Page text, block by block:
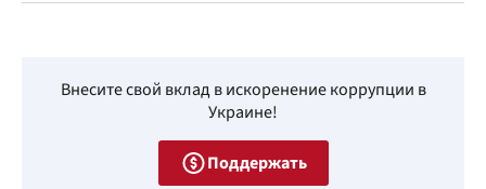
Внесите свой вклад в искоренение коррупции в
Украине!
Поддержать